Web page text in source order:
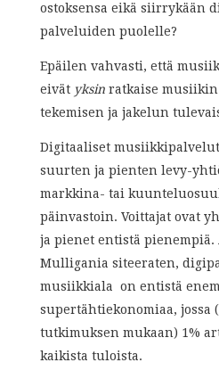
ostoksensa eikä siirrykään
palveluiden puolelle?
Epäilen vahvasti, että
eivät yksin ratkaise
tekemisen ja jakelun
Digitaaliset
suurten ja pienten levy-
markkina- tai
päinvastoin. Voittajat ovat
ja pienet entistä
Mulligania siteeraten,
musiikkiala on entistä
supertähtiekonomiaa, jossa
tutkimuksen mukaan) 1%
kaikista tuloista.